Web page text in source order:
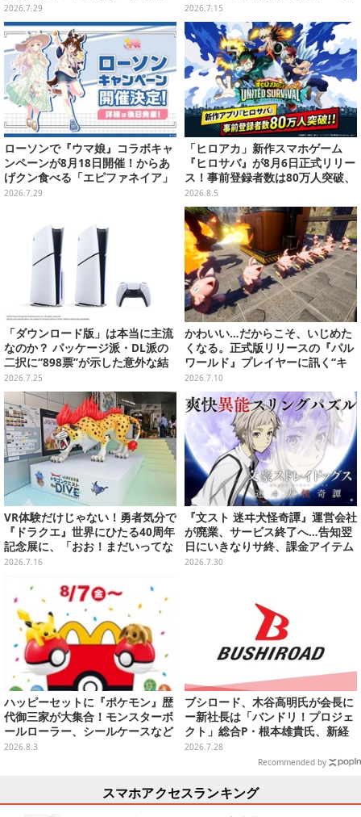
り」に訳さない【CEDEC2026】
2026.7.29
安値でセール中の『the 1st』か
ら新作『空の軌跡 the 2nd』まで
駆け抜けよう
2026.7.15
ローソンで『ウマ娘』コラボキャ
ンペーンが8月18日開催！からあ
げクン食べる「エピファネイア」
や「アーモンドアイ」たちが可愛
2026.7.29
「ヒロアカ」新作スマホゲーム
『ヒロサバ』が8月6日正式リリー
ス！事前登録者数は80万人突破、
追加報酬も決定
2026.8.5
「ダウンロード版」は本当に主流
なのか？ パッケージ派・DL派の
二択に“898票”が示した意外な結
末【アンケ結果】
2026.7.25
かわいい…だからこそ、いじめた
くなる。正式版リリースの『パル
ワールド』プレイヤーに訊く“キ
ュートアグレッション×パル”の底
知れぬ魅力とは
2026.7.10
VR体験だけじゃない！勇者気分で
『ドラクエ』世界にひたる40周年
記念展に、「おお！まだいってな
いとは なにごとだ！」【ドラゴン
クエスト the DIVE -まだ見ぬ冒険
の舞台へ-」フォトレポート】
2026.7.16
『文スト 迷ヰ犬怪奇譚』運営会社
が廃業、サービス終了へ…告知翌
日にいきなりサ終、課金アイテム
の払い戻しも不可
2026.7.30
ハッピーセットに『ポケモン』歴
代御三家が大集合！モンスターボ
ールローラー、シールケースなど
全12種が8月7日より順次提供
2026.8.3
ブシロード、木谷高明氏が会長に
ー新社長は「バンドリ！プロジェ
クト」総合P・根本雄貴氏、新経
営体制が発表
2026.7.28
Recommended by
スマホアクセスランキング